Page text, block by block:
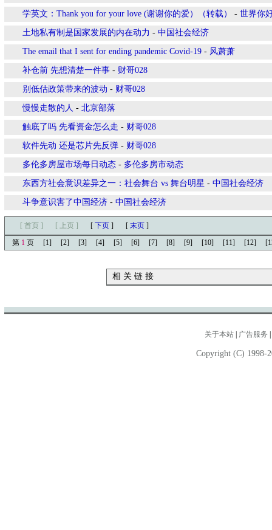
学英文：Thank you for your love (谢谢你的爱）（转载） - 世界你
土地私有制是国家发展的内在动力 - 中国社会经济
The email that I sent for ending pandemic Covid-19 - 风萧萧
补仓前 先想清楚一件事 - 财哥028
别低估政策带来的波动 - 财哥028
慢慢走散的人 - 北京部落
触底了吗 先看资金怎么走 - 财哥028
软件先动 还是芯片先反弹 - 财哥028
多伦多房屋市场每日动态 - 多伦多房市动态
东西方社会意识差异之一：社会舞台 vs 舞台明星 - 中国社会经济
斗争意识害了中国经济 - 中国社会经济
[ 首页 ] [ 上页 ] [ 下页 ] [ 末页 ]
第 1 页 [1] [2] [3] [4] [5] [6] [7] [8] [9] [10] [11] [12]
相 关 链 接
关于本站 广告服务
Copyright (C) 1998-